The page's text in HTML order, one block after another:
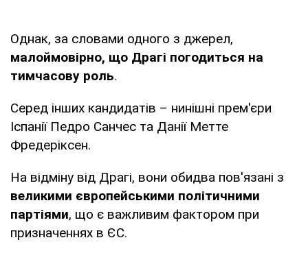
Однак, за словами одного з джерел,
малоймовірно, що Драгі погодиться на
тимчасову роль.
Серед інших кандидатів – нинішні прем'єри
Іспанії Педро Санчес та Данії Метте
Фредеріксен.
На відміну від Драгі, вони обидва пов'язані з
великими європейськими політичними
партіями, що є важливим фактором при
призначеннях в ЄС.